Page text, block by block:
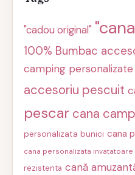
"cadou original"
100% Bumbac
camping personalizate
accesoriu pescuit
pescar cana
personalizata bunici cana
cana personalizata invatatoare
rezistenta cană